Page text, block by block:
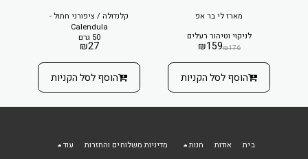
מארז לי בר אפ
לניקוי וטיהור רעלים
₪176
₪159
הוסף לסל הקניות
קלנדולה / ציפורני חתול -
Calendula
50 גרם
₪27
הוסף לסל הקניות
בית אודות חנות מדיניות משלוחים והחזרות עוד